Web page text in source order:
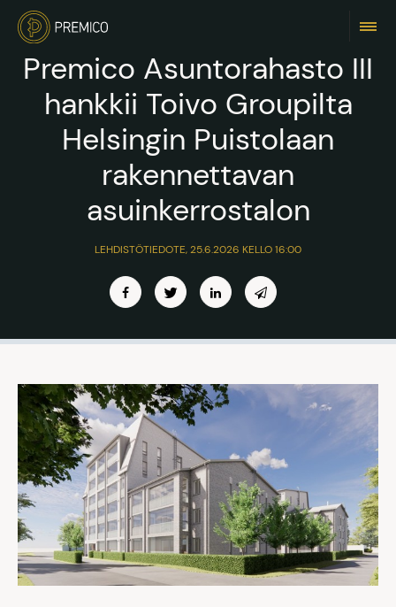
Premico Asuntorahasto III
hankkii Toivo Groupilta
Helsingin Puistolaan
rakennettavan
asuinkerrostalon
LEHDISTÖTIEDOTE, 25.6.2026 KELLO 16:00